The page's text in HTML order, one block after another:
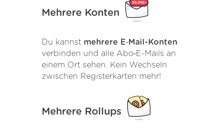
Mehrere Konten
Du kannst mehrere E‑Mail-Konten
verbinden und alle Abo‑E-Mails an
einem Ort sehen. Kein Wechseln
zwischen Registerkarten mehr!
Mehrere Rollups